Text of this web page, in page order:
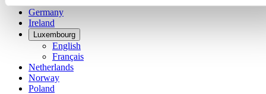
Germany
Ireland
Luxembourg
English
Français
Netherlands
Norway
Poland